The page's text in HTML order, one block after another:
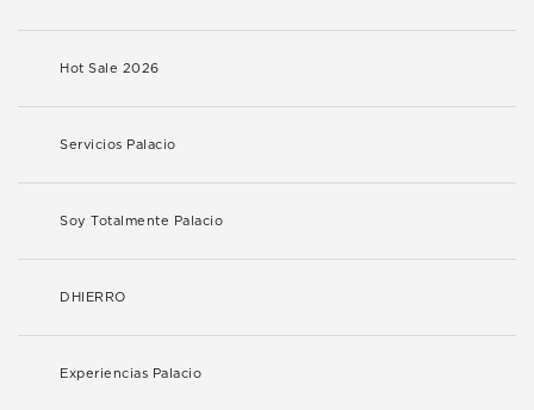
Hot Sale 2026
Servicios Palacio
Soy Totalmente Palacio
DHIERRO
Experiencias Palacio